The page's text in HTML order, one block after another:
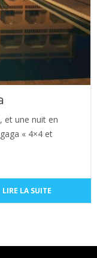
et une nuit en
« 4×4 et
LIRE LA SUITE